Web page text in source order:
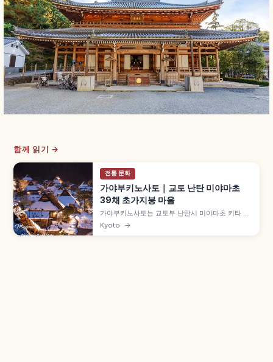
함께 읽기 →
전통 문화
가야부키노사토｜교토 난탄 미야마초
39채 초가지붕 마을
가야부키노사토는 교토부 난탄시 미야마초 키타 집
락에 자리한 초가지붕 마을로, 약 50채 중 39채가
초가지붕 민가입니다. 에도시대 중기 건물도 남은
Kyoto →